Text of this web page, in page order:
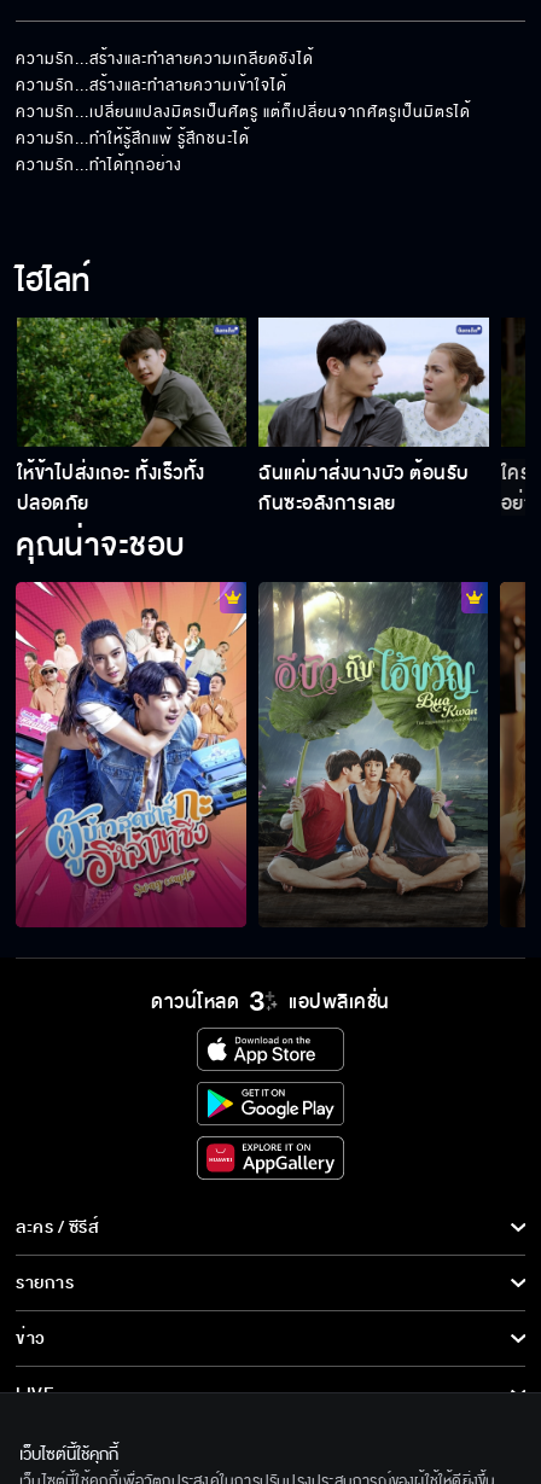
ความรัก...สร้างและทำลายความเกลียดชังได้
ความรัก...สร้างและทำลายความเข้าใจได้
ความรัก...เปลี่ยนแปลงมิตรเป็นศัตรู แต่ก็เปลี่ยนจากศัตรูเป็นมิตรได้
ความรัก...ทำให้รู้สึกแพ้ รู้สึกชนะได้
ความรัก...ทำได้ทุกอย่าง
ไฮไลท์
ให้ข้าไปส่งเถอะ ทั้งเร็วทั้ง
ปลอดภัย
ฉันแค่มาส่งนางบัว ต้อนรับ
กันซะอลังการเลย
ใคร
อย่า
คุณน่าจะชอบ
ดาวน์โหลด แอปพลิเคชั่น
ละคร / ซีรีส์
ละคร/ซีรีส์
ซีรีส์นานาชาติ
การ์ตูน & เกม
รายการ
รายการทั้งหมด
ข่าว
ข่าวทั้งหมด
ข่าวประชาสัมพันธ์
LIVE
เกี่ยวกับเรา
เว็บไซต์นี้ใช้คุกกี้